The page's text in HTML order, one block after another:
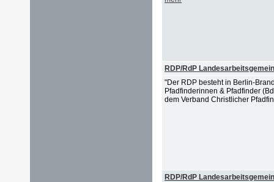
RDP/RdP
"Der RDP besteht in Berlin-
Pfadfinderinnen & Pfadfinder
dem Verband Christlicher
RDP/RdP